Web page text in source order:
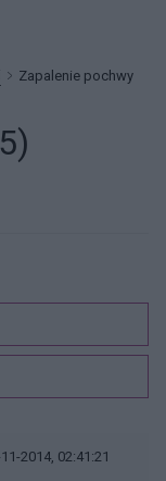
Zapalenie pochwy
2014, 02:41:21